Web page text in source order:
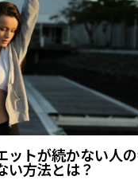
ットが続かない人の
い方法とは？